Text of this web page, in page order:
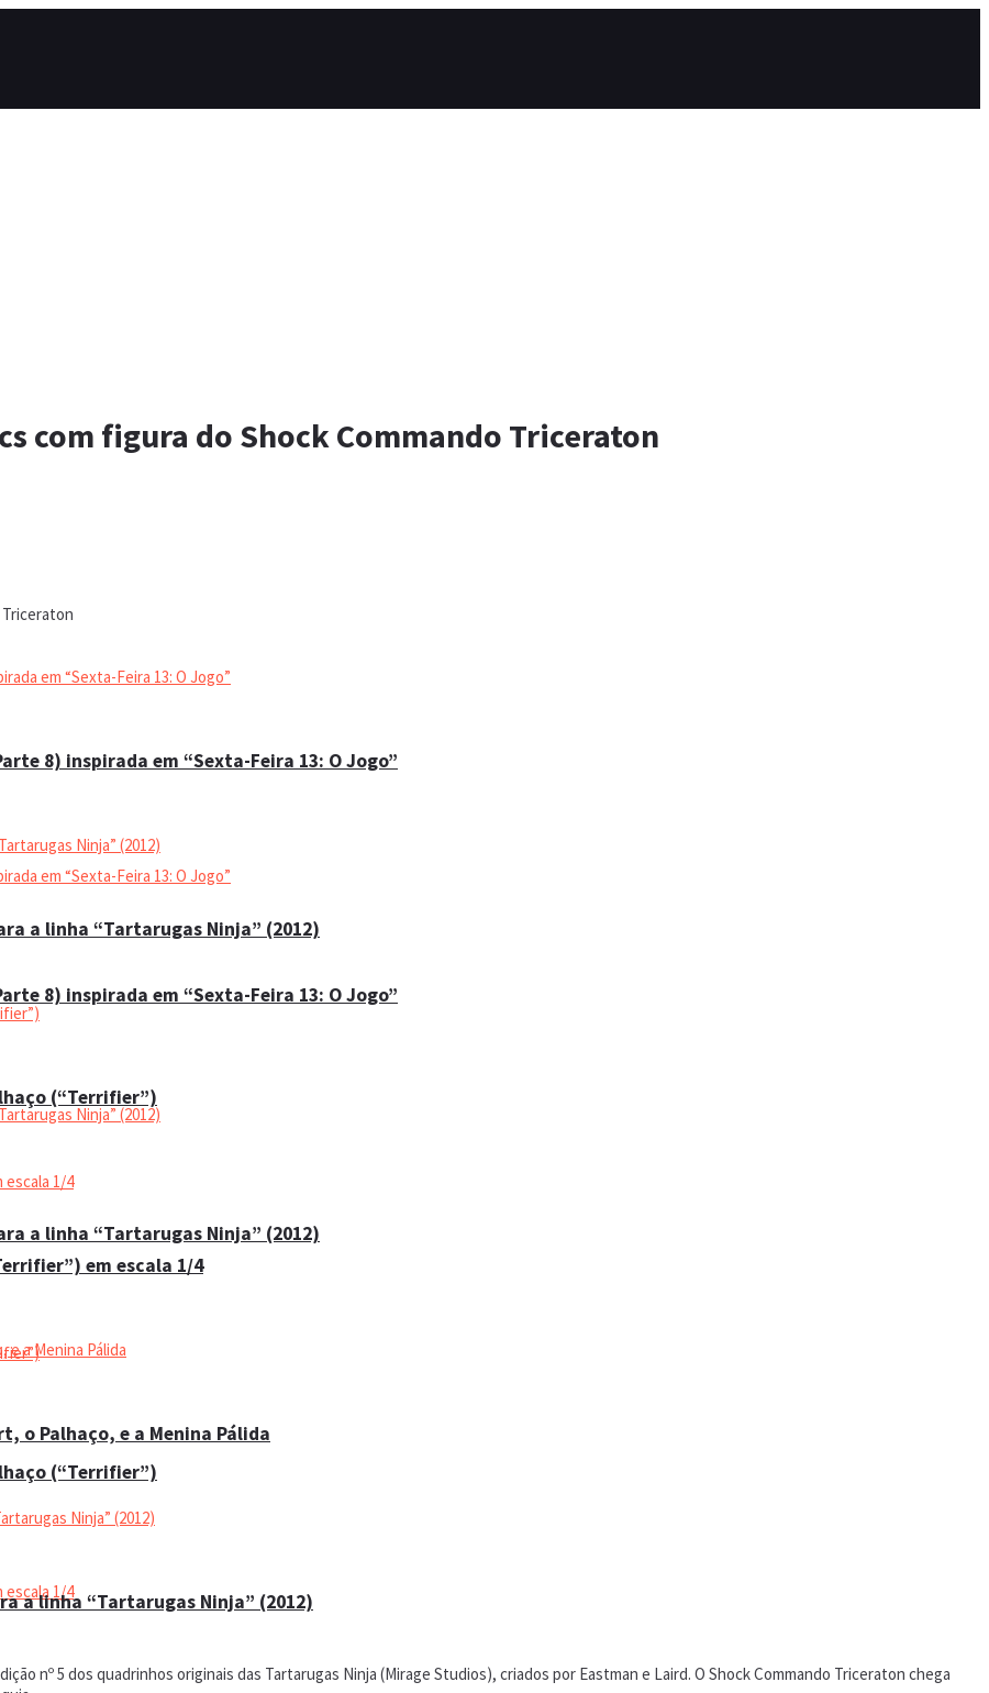
8) inspirada em “Sexta-Feira 13: O Jogo”
a linha “Tartarugas Ninja” (2012)
(“Terrifier”)
8) inspirada em “Sexta-Feira 13: O Jogo”
a linha “Tartarugas Ninja” (2012)
(“Terrifier”)
em escala 1/4
o Palhaço, e a Menina Pálida
a linha “Tartarugas Ninja” (2012)
com figura do Shock Commando Triceraton
nº 5 dos quadrinhos originais das Tartarugas Ninja (Mirage Studios), criados por Eastman e Laird. O Shock Commando Triceraton chega